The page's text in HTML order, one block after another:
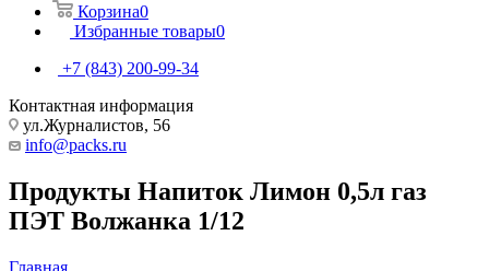
Корзина0
Избранные товары0
+7 (843) 200-99-34
Контактная информация
ул.Журналистов, 56
info@packs.ru
Продукты Напиток Лимон 0,5л газ
ПЭТ Волжанка 1/12
Главная